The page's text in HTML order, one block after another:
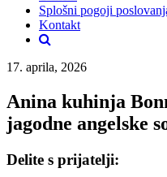
Splošni pogoji
Kontakt
17. aprila, 2026
Anina kuhinja
jagodne angelske
Delite s prijatelji: